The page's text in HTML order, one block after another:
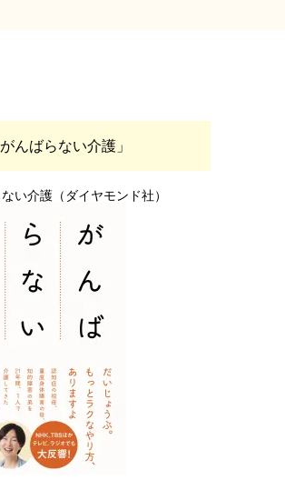
んばらない介護」
い介護（ダイヤモンド社）